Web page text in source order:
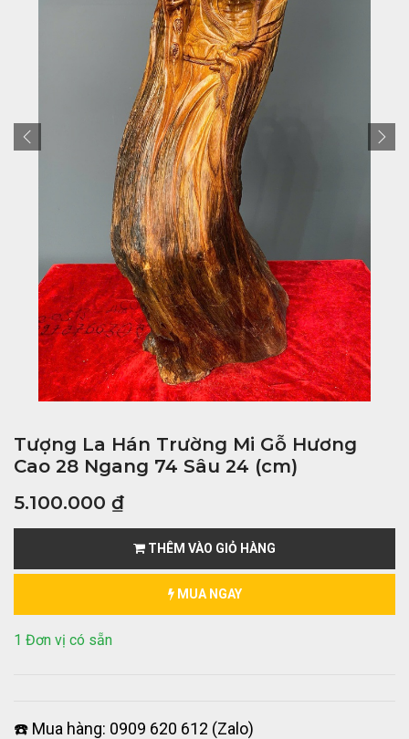
Tượng La Hán Trường Mi Gỗ Hương
Cao 28 Ngang 74 Sâu 24 (cm)
5.100.000 ₫
THÊM VÀO GIỎ HÀNG
MUA NGAY
1 Đơn vị có sẵn
☎️ Mua hàng: 0909 620 612 (Zalo)